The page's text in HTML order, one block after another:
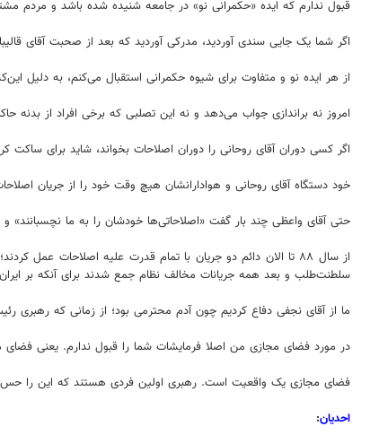
قبول ندارم که ایده «حکمرانی نو» در جامعه شنیده شده باشد و مردم
اگر شما یک جایی سندی آوردید، مدرکی آوردید که بعد از صحبت آقای
از هر ایده نو و متفاوت برای شیوه حکمرانی استقبال می‌کنم، به دلیل
امروز نه براندازی جواب می‌دهد و نه این تصلبی که برخی افراد از بدنه
اگر کسی دوران آقای روحانی را دوران اصلاحات بخواند، شاید برای
خود دستگاه آقای روحانی و هوادارانشان هیچ وقت خود را از جریان
حتی آقای واعظی چند بار گفت «اصلاحاتی‌ها خودشان را به ما
از سال ۸۸ تا الان دائم دو جریان با تمام قدرت علیه اصلاحات
سلطنت‌طلب و بعد همه جریانات مخالف نظام جمع شدند برای آنکه بر
ما از آقای نجفی دفاع کردیم چون آدم محترمی بود؛ از زمانی که
در مورد فضای مجازی من اصلا فرمایشات شما را قبول ندارم. یعنی
فضای مجازی یک واقعیت است. رهبری اولین فردی هستند که این را حس
احدیان: